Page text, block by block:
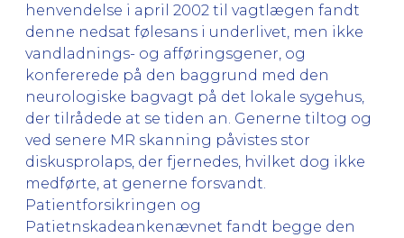
henvendelse i april 2002 til vagtlægen fandt
denne nedsat følesans i underlivet, men ikke
vandladnings- og afføringsgener, og
konfererede på den baggrund med den
neurologiske bagvagt på det lokale sygehus,
der tilrådede at se tiden an. Generne tiltog og
ved senere MR skanning påvistes stor
diskusprolaps, der fjernedes, hvilket dog ikke
medførte, at generne forsvandt.
Patientforsikringen og
Patietnskadeankenævnet fandt begge den